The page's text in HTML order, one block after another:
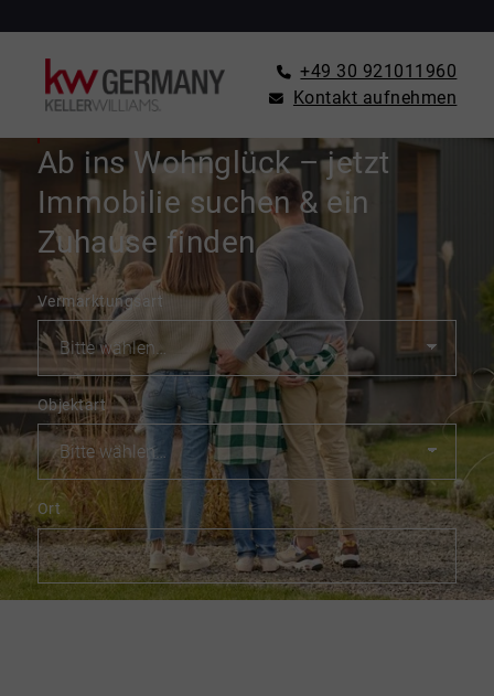
+49 30 921011960
Kontakt aufnehmen
Ab ins Wohnglück – jetzt
Immobilie suchen & ein
Zuhause finden
Vermarktungsart
Objektart
Ort